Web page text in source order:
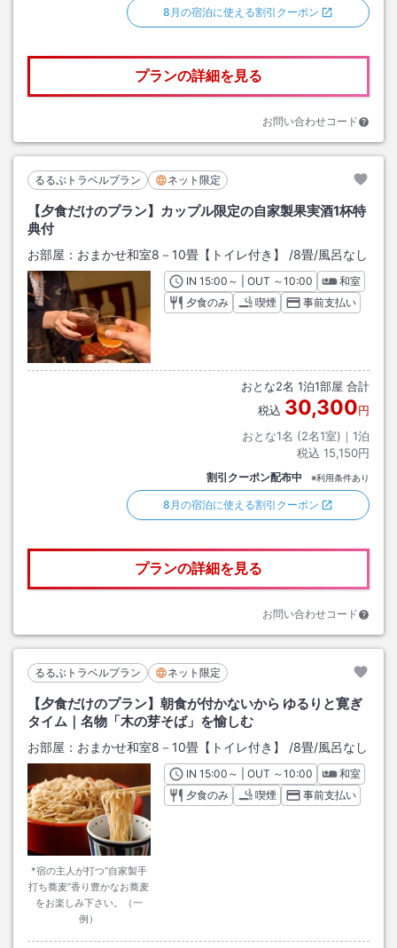
8月の宿泊に使える割引クーポン
プランの詳細を見る
お問い合わせコード
るるぶトラベルプラン ネット限定
【夕食だけのプラン】カップル限定の自家製果実酒1杯特
典付
お部屋： おまかせ和室8－10畳【トイレ付き】 /8畳/風呂なし
INチェックイン
15:00 ～ | OUT チェックアウト
～10:00
和室
夕食のみ
喫煙 事前支払い
おとな2名 1泊1部屋 合計
税込 30,300円
おとな1名 (2名1室)｜ 1泊
税込 15,150円
割引クーポン配布中 ※利用条件あり
8月の宿泊に使える割引クーポン
プランの詳細を見る
お問い合わせコード
るるぶトラベルプラン ネット限定
【夕食だけのプラン】朝食が付かないから ゆるりと寛ぎ
タイム｜名物「木の芽そば」を愉しむ
お部屋： おまかせ和室8－10畳【トイレ付き】 /8畳/風呂なし
*宿の主人が打つ“自家製手
打ち蕎麦”香り豊かなお蕎麦
をお楽しみ下さい。（一
例）
INチェックイン
15:00 ～ | OUT チェックアウト
～10:00
和室
夕食のみ
喫煙 事前支払い